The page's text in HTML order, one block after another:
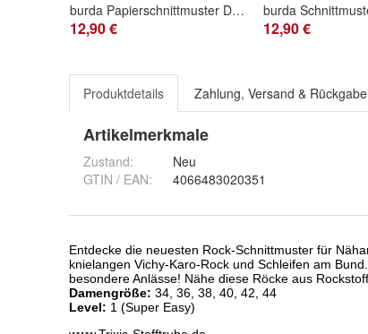
burda Papierschnittmuster Damen Kimono & Jacke mit weiten Ärmeln #5720
12,90 € 12,90 €
Produktdetails Zahlung, Versand & Rückgabe
Artikelmerkmale
Zustand:
Neu
GTIN / EAN:
4066483020351